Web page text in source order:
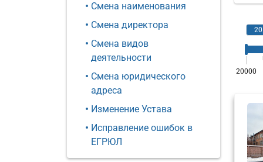
Смена наименования
Смена директора
Смена видов
деятельности
Смена юридического
адреса
Изменение Устава
Исправление ошибок в
ЕГРЮЛ